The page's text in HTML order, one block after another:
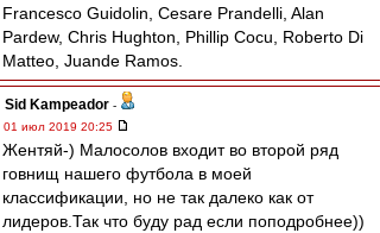
Francesco Guidolin, Cesare Prandelli, Alan
Pardew, Chris Hughton, Phillip Cocu, Roberto Di
Matteo, Juande Ramos.
Sid Kampeador -
01 июл 2019 20:25
Жентяй-) Малосолов входит во второй ряд
говнищ нашего футбола в моей
классификации, но не так далеко как от
лидеров.Так что буду рад если поподробнее))